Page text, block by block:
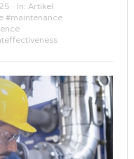
In: Artikel
#maintenance